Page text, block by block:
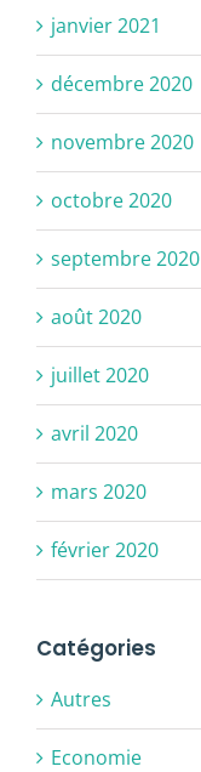
janvier 2021
décembre 2020
novembre 2020
octobre 2020
septembre 2020
août 2020
juillet 2020
avril 2020
mars 2020
février 2020
Catégories
Autres
Economie